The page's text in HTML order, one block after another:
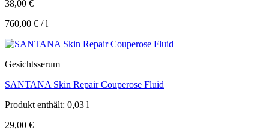
38,00 €
760,00 € /l
Gesichtsserum
SANTANA Skin Repair Couperose Fluid
Produkt enthält: 0,03 l
29,00 €